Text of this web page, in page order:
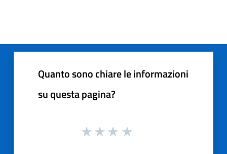
Quanto sono chiare le informazioni
su questa pagina?